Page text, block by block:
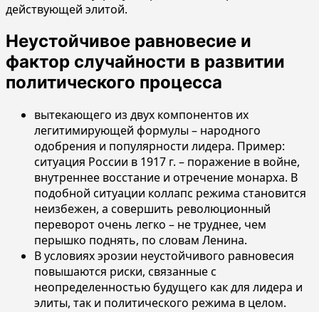
действующей элитой.
Неустойчивое равновесие и
фактор случайности в развитии
политического процесса
вытекающего из двух компонентов их
легитимирующей формулы – народного
одобрения и популярности лидера. Пример:
ситуация России в 1917 г. – поражение в войне,
внутреннее восстание и отречение монарха. В
подобной ситуации коллапс режима становится
неизбежен, а совершить революционный
переворот очень легко – не труднее, чем
перышко поднять, по словам Ленина.
В условиях эрозии неустойчивого равновесия
повышаются риски, связанные с
неопределенностью будущего как для лидера и
элиты, так и политического режима в целом.